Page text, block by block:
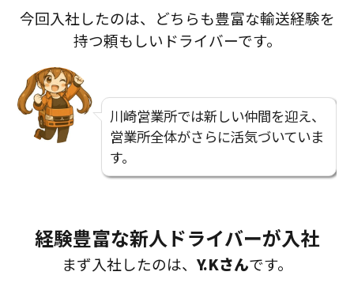
今回入社したのは、どちらも豊富な輸送経験を
持つ頼もしいドライバーです。
川崎営業所では新しい仲間を迎え、
営業所全体がさらに活気づいていま
す。
経験豊富な新人ドライバーが入社
まず入社したのは、 Y.Kさんです。